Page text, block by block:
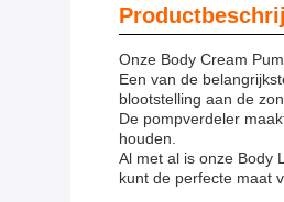
Onze Body Cream
Een van de
blootstelling aan de zon.
De pompverdeler
houden.
Al met al is onze Body
kunt de perfecte maat